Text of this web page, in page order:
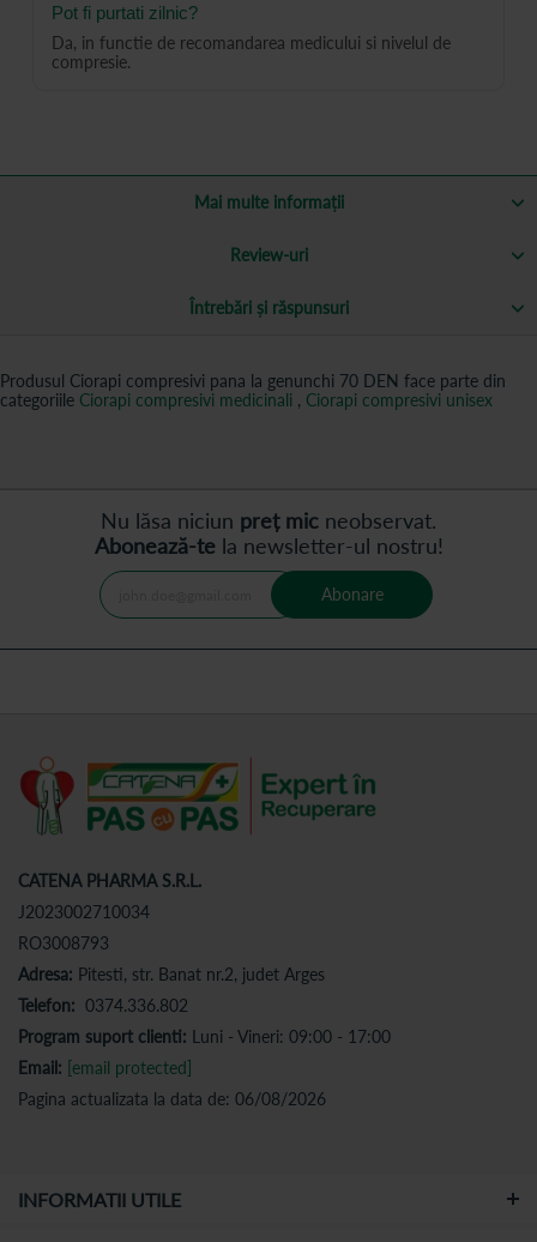
Pot fi purtati zilnic?
Da, in functie de recomandarea medicului si nivelul de
compresie.
Mai multe informații
Review-uri
Întrebări și răspunsuri
Produsul Ciorapi compresivi pana la genunchi 70 DEN face parte din
categoriile Ciorapi compresivi medicinali , Ciorapi compresivi unisex
Nu lăsa niciun preț mic neobservat.
Abonează-tela newsletter-ul nostru!
Abonare
CATENA PHARMA S.R.L.
J2023002710034
RO3008793
Adresa: Pitesti, str. Banat nr.2, judet Arges
Telefon: 0374.336.802
Program suport clienti: Luni - Vineri: 09:00 - 17:00
Email: [email protected]
Pagina actualizata la data de: 06/08/2026
INFORMATII UTILE